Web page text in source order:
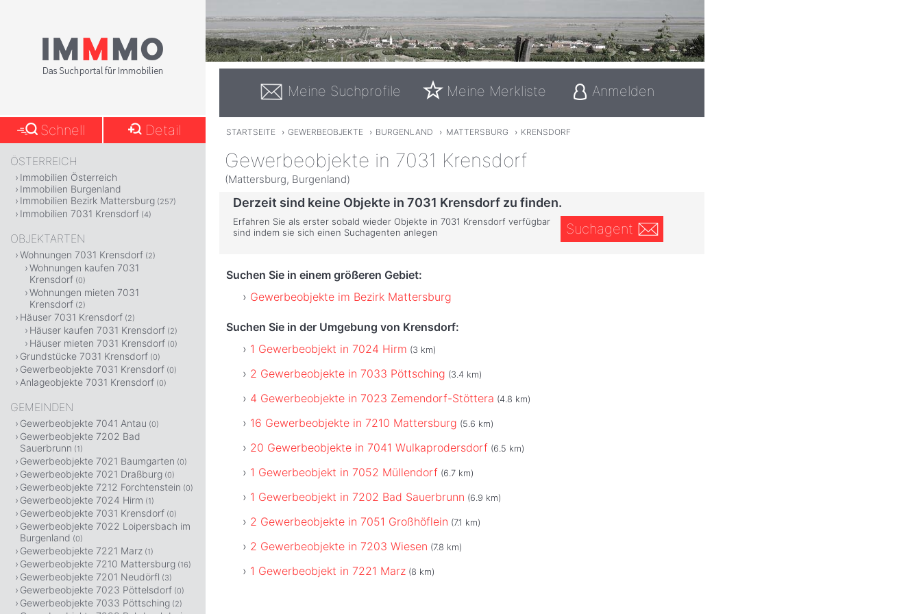
Meine Suchprofile Meine Merkliste Anmelden
STARTSEITE › GEWERBEOBJEKTE › BURGENLAND › MATTERSBURG › KRENSDORF
Gewerbeobjekte in 7031 Krensdorf
(Mattersburg, Burgenland)
Derzeit sind keine Objekte in 7031 Krensdorf zu finden.
Erfahren Sie als erster sobald wieder Objekte in 7031 Krensdorf verfügbar
sind indem sie sich einen Suchagenten anlegen
Suchagent
Suchen Sie in einem größeren Gebiet:
Gewerbeobjekte im Bezirk Mattersburg
Suchen Sie in der Umgebung von Krensdorf:
1 Gewerbeobjekt in 7024 Hirm (3 km)
2 Gewerbeobjekte in 7033 Pöttsching (3.4 km)
4 Gewerbeobjekte in 7023 Zemendorf-Stöttera (4.8 km)
16 Gewerbeobjekte in 7210 Mattersburg (5.6 km)
20 Gewerbeobjekte in 7041 Wulkaprodersdorf (6.5 km)
1 Gewerbeobjekt in 7052 Müllendorf (6.7 km)
1 Gewerbeobjekt in 7202 Bad Sauerbrunn (6.9 km)
2 Gewerbeobjekte in 7051 Großhöflein (7.1 km)
2 Gewerbeobjekte in 7203 Wiesen (7.8 km)
1 Gewerbeobjekt in 7221 Marz (8 km)
Schnell Detail
ÖSTERREICH
Immobilien Österreich
Immobilien Burgenland
Immobilien Bezirk Mattersburg (257)
Immobilien 7031 Krensdorf (4)
OBJEKTARTEN
Wohnungen 7031 Krensdorf (2)
Wohnungen kaufen 7031
Krensdorf (0)
Wohnungen mieten 7031
Krensdorf (2)
Häuser 7031 Krensdorf (2)
Häuser kaufen 7031 Krensdorf (2)
Häuser mieten 7031 Krensdorf (0)
Grundstücke 7031 Krensdorf (0)
Gewerbeobjekte 7031 Krensdorf (0)
Anlageobjekte 7031 Krensdorf (0)
GEMEINDEN
Gewerbeobjekte 7041 Antau (0)
Gewerbeobjekte 7202 Bad
Sauerbrunn (1)
Gewerbeobjekte 7021 Baumgarten (0)
Gewerbeobjekte 7021 Draßburg (0)
Gewerbeobjekte 7212 Forchtenstein (0)
Gewerbeobjekte 7024 Hirm (1)
Gewerbeobjekte 7031 Krensdorf (0)
Gewerbeobjekte 7022 Loipersbach im
Burgenland (0)
Gewerbeobjekte 7221 Marz (1)
Gewerbeobjekte 7210 Mattersburg (16)
Gewerbeobjekte 7201 Neudörfl (3)
Gewerbeobjekte 7023 Pöttelsdorf (0)
Gewerbeobjekte 7033 Pöttsching (2)